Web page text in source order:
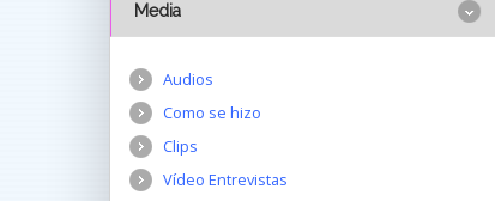
Media
Audios
Como se hizo
Clips
Vídeo Entrevistas